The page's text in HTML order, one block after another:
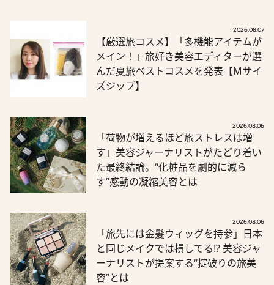
2026.08.07
【厳選旅コスメ】「多機能アイテムが
メイン！」旅好き美容エディターが選
んだ夏旅ベストコスメを発表【Mサイ
ズジップ】
2026.08.06
「荷物が増えるほど旅ストレスは増
す」美容ジャーナリストがたどり着い
た最終結論。“化粧品を劇的に減ら
す”感動の凝縮美容とは
2026.08.06
「旅先には金髪ウィッグを持参」日本
と同じメイクでは損してる!? 美容ジャ
ーナリストが提案する“掟破りの旅美
容”とは